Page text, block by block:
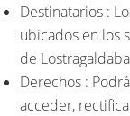
Destinatarios :
ubicados en los
de
Derechos :
acceder,